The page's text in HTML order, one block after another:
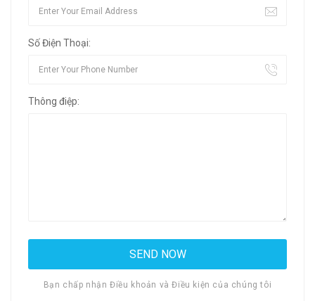
Số Điện Thoại:
Thông điệp:
Bạn chấp nhận Điều khoản và Điều kiện của chúng tôi